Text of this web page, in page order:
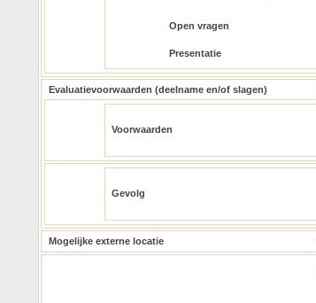
Open vragen
Presentatie
Evaluatievoorwaarden (deelname en/of slagen)
Voorwaarden
Gevolg
Mogelijke externe locatie